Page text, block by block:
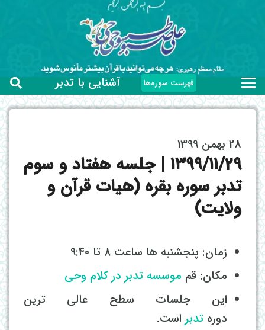
فهرست سوره‌ها آشنایی با تدبر
28 بهمن 1399
۱۳۹۹/۱۱/29 | جلسه هفتاد و سوم
تدبر سوره بقره (هیات قرآن و
ولایت)
زمان: پنجشنبه ها ساعت ۸ تا ۹:۴۰
مکان: قم موسسه تدبر در کلام وحی
این جلسات سطح عالی ترین
دوره تدبراست.